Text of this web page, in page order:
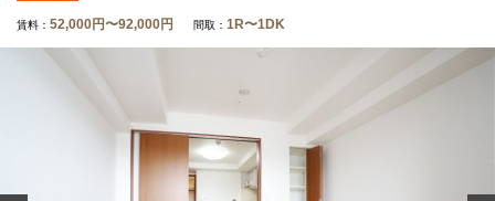
賃料： 52,000円〜92,000円 間取： 1R〜1DK